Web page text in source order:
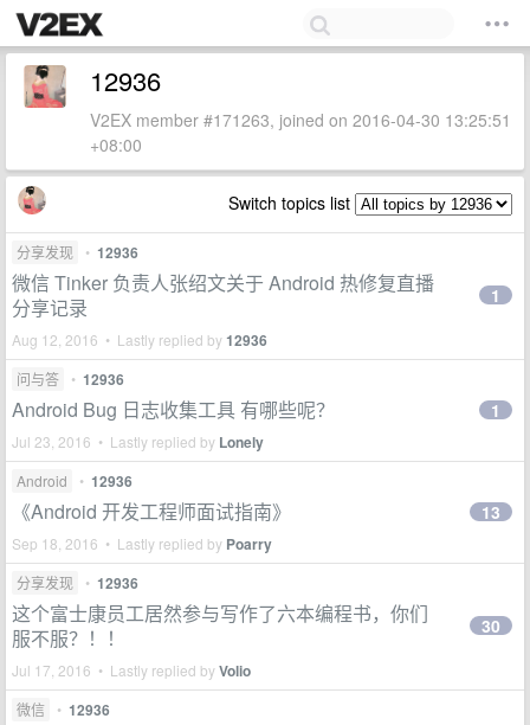
12936
V2EX member #171263, joined on 2016-04-30 13:25:51
+08:00
Switch topics list
分享发现 • 12936
微信 Tinker 负责人张绍文关于 Android 热修复直播
分享记录
Aug 12, 2016 • Lastly replied by12936
1
问与答 • 12936
Android Bug 日志收集工具 有哪些呢？
Jul 23, 2016 • Lastly replied by Lonely
1
Android • 12936
《Android 开发工程师面试指南》
Sep 18, 2016 • Lastly replied by Poarry
13
分享发现 • 12936
这个富士康员工居然参与写作了六本编程书，你们
服不服？！！
Jul 17, 2016 • Lastly replied byVolio
30
微信 • 12936